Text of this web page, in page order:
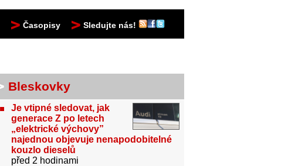
Časopisy Sledujte nás!
Bleskovky
Je vtipné sledovat, jak
generace Z po letech
„elektrické výchovy”
najednou objevuje nenapodobitelné
kouzlo dieselů
před 2 hodinami